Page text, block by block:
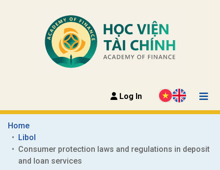
Log In
Home
Libol
Consumer protection laws and regulations in deposit
and loan services